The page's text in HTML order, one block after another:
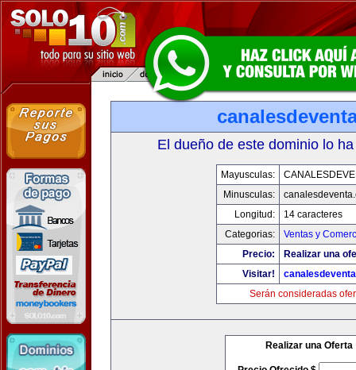
El dueño de este dominio lo
Mayusculas:
Minusculas:
Longitud:
14 caracteres
Categorias:
Ventas y
Precio:
Realizar una
Visitar!
Serán consideradas
Realizar una Oferta